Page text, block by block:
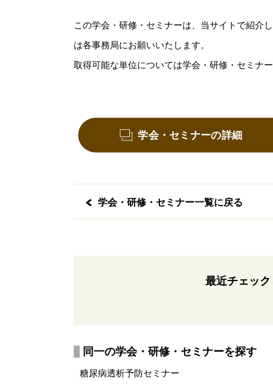
この学会・研修・セミナーは、当サイトで紹介
は各事務局にお願いいたします。
取得可能な単位については学会・研修・セミナ
学会・セミナーの詳細
学会・研修・セミナー一覧に戻る
最近チェッ
同一の学会・研修・セミナーを探す
糖尿病透析予防セミナー